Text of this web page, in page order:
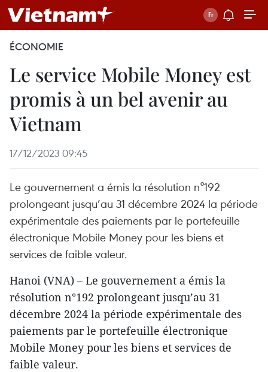
ÉCONOMIE
Le service Mobile Money est
promis à un bel avenir au
Vietnam
17/12/2023 09:45
Le gouvernement a émis la résolution n°192
prolongeant jusqu’au 31 décembre 2024 la période
expérimentale des paiements par le portefeuille
électronique Mobile Money pour les biens et
services de faible valeur.
Hanoi (VNA) – Le gouvernement a émis la
résolution n°192 prolongeant jusqu’au 31
décembre 2024 la période expérimentale des
paiements par le portefeuille électronique
Mobile Money pour les biens et services de
faible valeur.